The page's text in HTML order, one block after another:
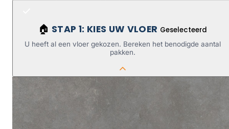
🏠 STAP 1: KIES UW VLOER Geselecteerd
U heeft al een vloer gekozen. Bereken het benodigde aantal
pakken.